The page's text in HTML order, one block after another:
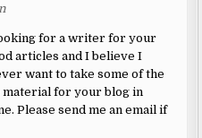
for a writer for your
articles and I believe I
want to take some of the
material for your blog in
Please send me an email if